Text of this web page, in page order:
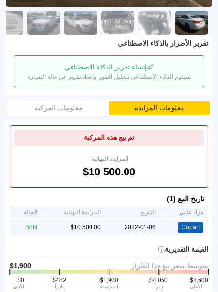
تقرير الأضرار بالذكاء الاصطناعي
إنشاء تقرير الذكاء الاصطناعي
سيقوم الذكاء الاصطناعي بتحليل الصور وإعداد تقرير عن حالة السيارة
معلومات المزايدة معلومات المركبة
تم بيع هذه المركبة
المزايدة النهائية:
تاريخ البيع (1)
مزاد علني التاريخ المزايدة النهائية الحالة
Copart
2022-01-06
Sold
القيمة التقديرية
متوسط سعر بيع هذا الطراز
الأدنى
نادراً
المتوسط
نادراً
الأعلى